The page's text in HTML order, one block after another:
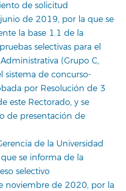
de solicitud
de 2019, por la que se
la base 1.1 de la
selectivas para el
(Grupo C,
sistema de concurso-
por Resolución de 3
este Rectorado, y se
de presentación de
de la Universidad
se informa de la
selectivo
noviembre de 2020, por la